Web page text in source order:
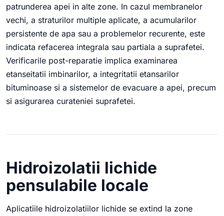
patrunderea apei in alte zone. In cazul membranelor
vechi, a straturilor multiple aplicate, a acumularilor
persistente de apa sau a problemelor recurente, este
indicata refacerea integrala sau partiala a suprafetei.
Verificarile post-reparatie implica examinarea
etanseitatii imbinarilor, a integritatii etansarilor
bituminoase si a sistemelor de evacuare a apei, precum
si asigurarea curateniei suprafetei.
Hidroizolatii lichide
pensulabile locale
Aplicatiile hidroizolatiilor lichide se extind la zone